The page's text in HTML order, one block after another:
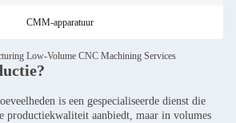
CMM-apparatuur
Low-Volume CNC Machining Services
is een gespecialiseerde dienst die
productiekwaliteit aanbiedt, maar in volumes